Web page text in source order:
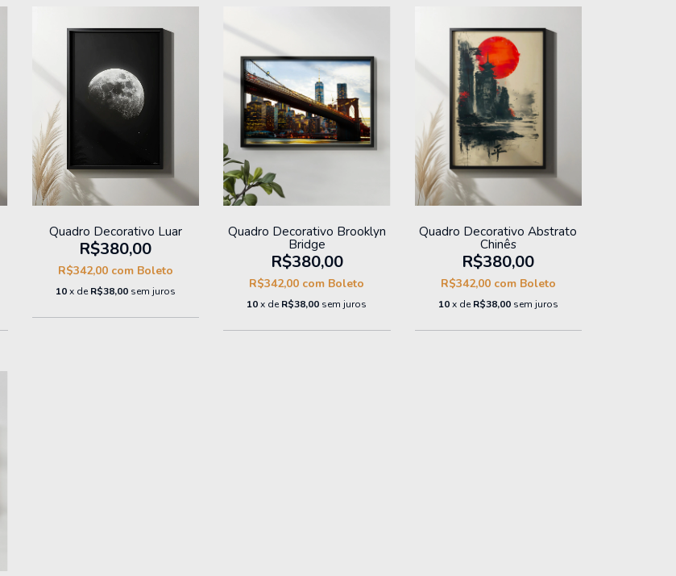
Quadro Decorativo Luar
R$380,00
R$342,00 com Boleto
10 x de R$38,00 sem juros
Quadro Decorativo Brooklyn
Bridge
R$380,00
R$342,00 com Boleto
10 x de R$38,00 sem juros
Quadro Decorativo Abstrato
Chinês
R$380,00
R$342,00 com Boleto
10 x de R$38,00 sem juros